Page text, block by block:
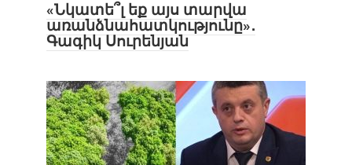
«Նկատե՞լ եք այս տարվա
առանձնահատկությունը»․
Գագիկ Սուրենյան